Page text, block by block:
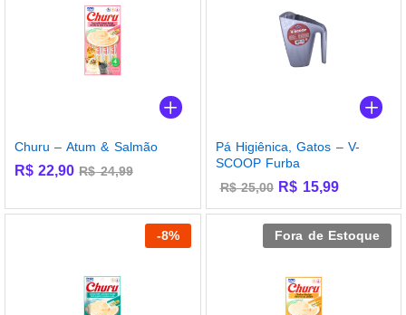
Churu – Atum & Salmão
R$ 22,90 R$24,99
Pá Higiênica, Gatos – V-
SCOOP Furba
R$25,00 R$ 15,99
-8% Fora de Estoque